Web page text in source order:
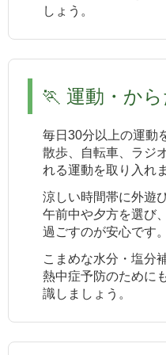
しょう。
🏃 運動・から
毎日30分以上の運動
散歩、自転車、ラジ
れる運動を取り入れ
涼しい時間帯に外遊
午前中や夕方を選び
過ごすのが安心です。
こまめな水分・塩分
熱中症予防のために
識しましょう。